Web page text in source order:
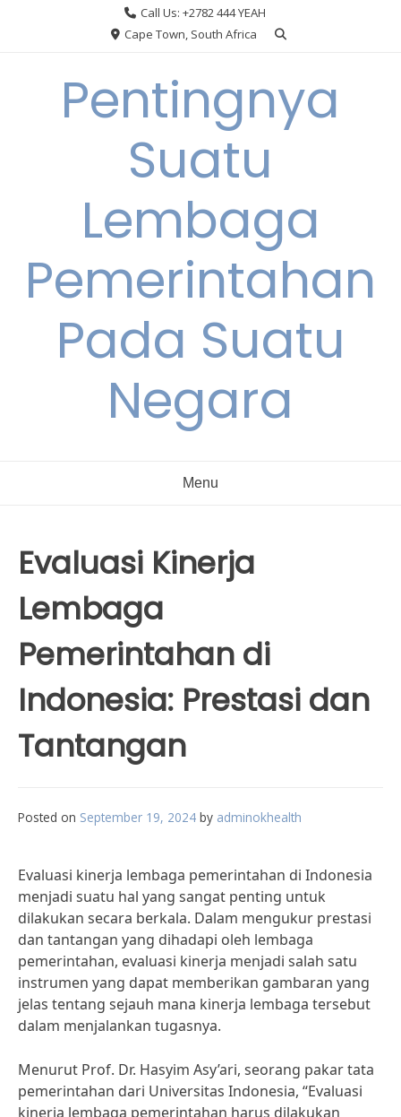
Call Us: +2782 444 YEAH
Cape Town, South Africa
Pentingnya
Suatu
Lembaga
Pemerintahan
Pada Suatu
Negara
Menu
Evaluasi Kinerja
Lembaga
Pemerintahan di
Indonesia: Prestasi dan
Tantangan
Posted on September 19, 2024 by adminokhealth
Evaluasi kinerja lembaga pemerintahan di Indonesia
menjadi suatu hal yang sangat penting untuk
dilakukan secara berkala. Dalam mengukur prestasi
dan tantangan yang dihadapi oleh lembaga
pemerintahan, evaluasi kinerja menjadi salah satu
instrumen yang dapat memberikan gambaran yang
jelas tentang sejauh mana kinerja lembaga tersebut
dalam menjalankan tugasnya.
Menurut Prof. Dr. Hasyim Asy’ari, seorang pakar tata
pemerintahan dari Universitas Indonesia, “Evaluasi
kinerja lembaga pemerintahan harus dilakukan